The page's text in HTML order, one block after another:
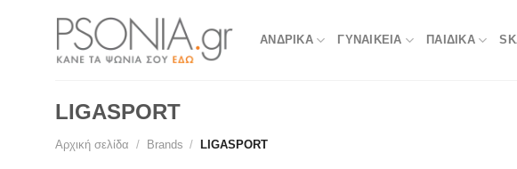
ΑΝΔΡΙΚΑ ΓΥΝΑΙΚΕΙΑ ΠΑΙΔΙΚΑ
LIGASPORT
Αρχική σελίδα / Brands / LIGASPORT